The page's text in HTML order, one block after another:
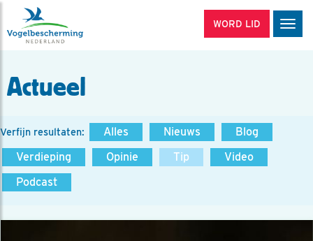
WORD LID
Actueel
Verfijn resultaten: Alles Nieuws
Blog
Verdieping
Opinie Tip
Video
Podcast